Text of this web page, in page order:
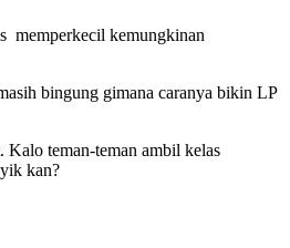
memperkecil kemungkinan
bingung gimana caranya bikin LP
Kalo teman-teman ambil kelas
kan?